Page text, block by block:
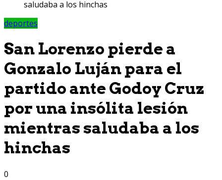
saludaba a los hinchas
deportes
San Lorenzo pierde a
Gonzalo Luján para el
partido ante Godoy Cruz
por una insólita lesión
mientras saludaba a los
hinchas
0